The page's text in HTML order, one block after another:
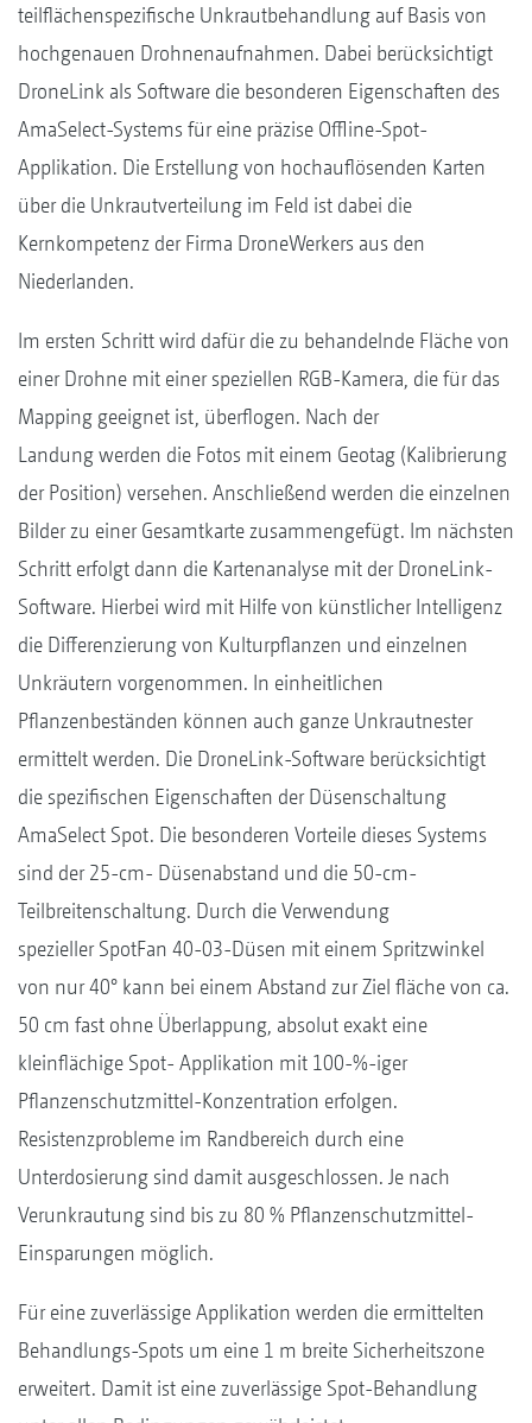
teilflächenspezifische Unkrautbehandlung auf Basis von
hochgenauen Drohnenaufnahmen. Dabei berücksichtigt
DroneLink als Software die besonderen Eigenschaften des
AmaSelect-Systems für eine präzise Offline-Spot-
Applikation. Die Erstellung von hochauflösenden Karten
über die Unkrautverteilung im Feld ist dabei die
Kernkompetenz der Firma DroneWerkers aus den
Niederlanden.
Im ersten Schritt wird dafür die zu behandelnde Fläche von
einer Drohne mit einer speziellen RGB-Kamera, die für das
Mapping geeignet ist, überflogen. Nach der
Landung werden die Fotos mit einem Geotag (Kalibrierung
der Position) versehen. Anschließend werden die einzelnen
Bilder zu einer Gesamtkarte zusammengefügt. Im nächsten
Schritt erfolgt dann die Kartenanalyse mit der DroneLink-
Software. Hierbei wird mit Hilfe von künstlicher Intelligenz
die Differenzierung von Kulturpflanzen und einzelnen
Unkräutern vorgenommen. In einheitlichen
Pflanzenbeständen können auch ganze Unkrautnester
ermittelt werden. Die DroneLink-Software berücksichtigt
die spezifischen Eigenschaften der Düsenschaltung
AmaSelect Spot. Die besonderen Vorteile dieses Systems
sind der 25-cm- Düsenabstand und die 50-cm-
Teilbreitenschaltung. Durch die Verwendung
spezieller SpotFan 40-03-Düsen mit einem Spritzwinkel
von nur 40° kann bei einem Abstand zur Ziel fläche von ca.
50 cm fast ohne Überlappung, absolut exakt eine
kleinflächige Spot- Applikation mit 100-%-iger
Pflanzenschutzmittel-Konzentration erfolgen.
Resistenzprobleme im Randbereich durch eine
Unterdosierung sind damit ausgeschlossen. Je nach
Verunkrautung sind bis zu 80 % Pflanzenschutzmittel-
Einsparungen möglich.
Für eine zuverlässige Applikation werden die ermittelten
Behandlungs-Spots um eine 1 m breite Sicherheitszone
erweitert. Damit ist eine zuverlässige Spot-Behandlung